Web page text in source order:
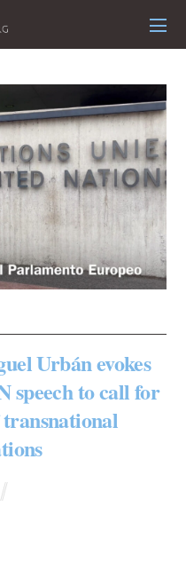
Urbán evokes
speech to call for